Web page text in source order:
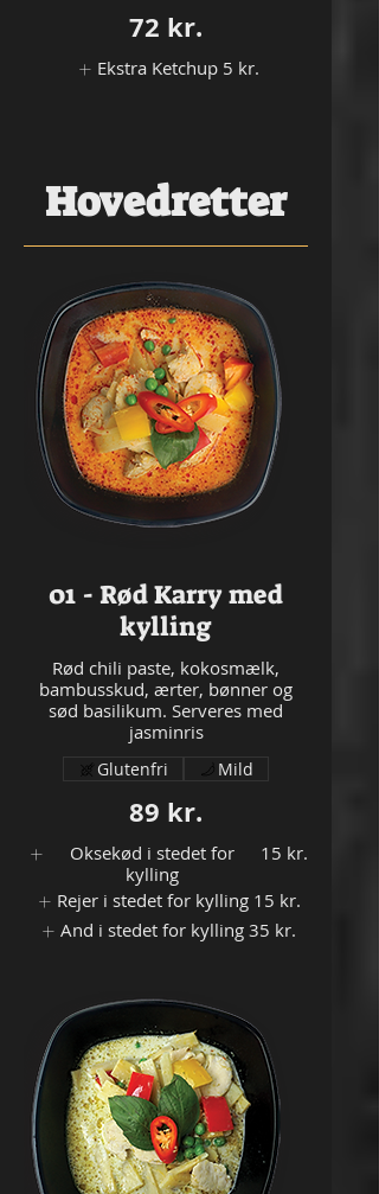
72 kr.
Ekstra Ketchup 5 kr.
Hovedretter
01 - Rød Karry med
kylling
Rød chili paste, kokosmælk,
bambusskud, ærter, bønner og
sød basilikum. Serveres med
jasminris
89 kr.
Glutenfri Mild
Oksekød i stedet for
kylling
15 kr.
Rejer i stedet for kylling 15 kr.
And i stedet for kylling 35 kr.